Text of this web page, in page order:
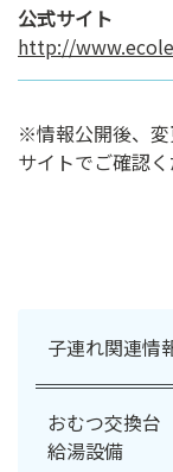
子連れ関連情
おむつ交換台
給湯設備
公式サイト
http://
※情報公開後、変
サイトでご確認く